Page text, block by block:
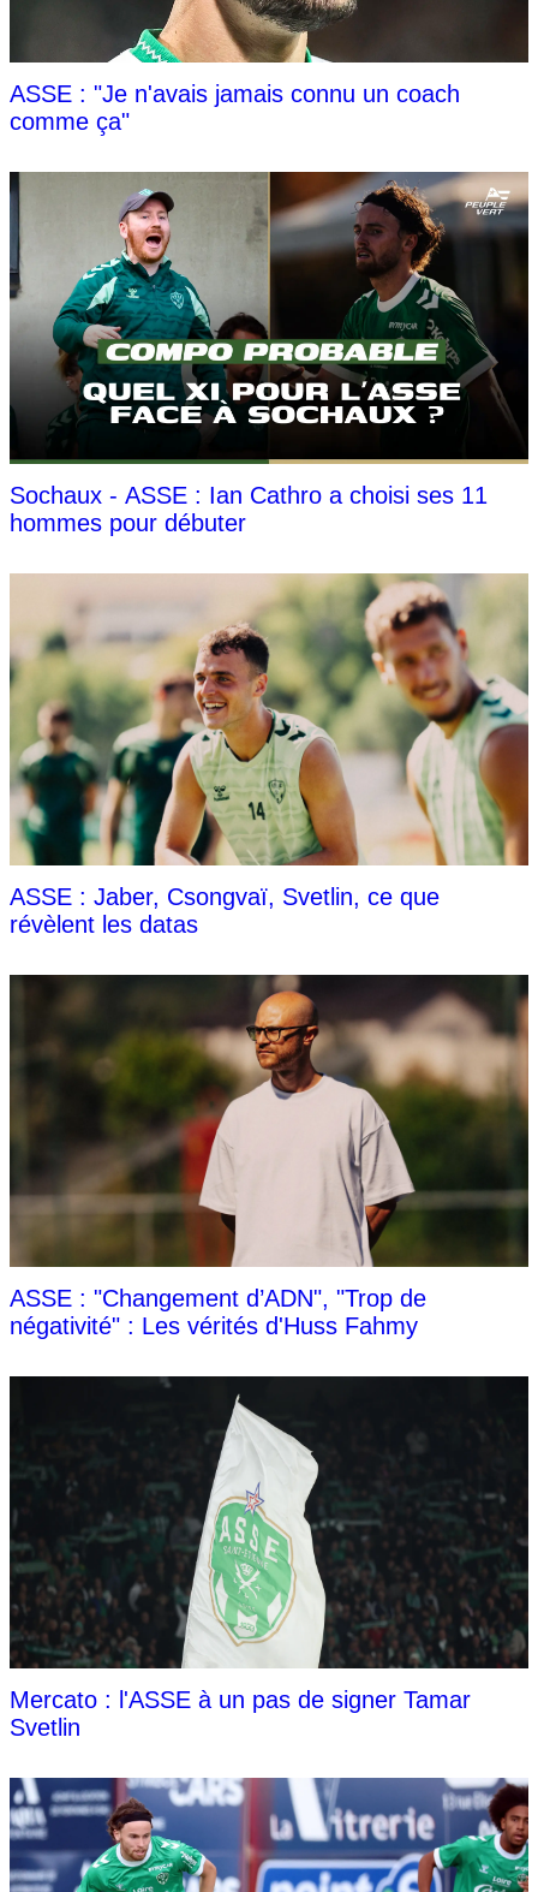
ASSE : "Je n'avais jamais connu un coach
comme ça"
Sochaux - ASSE : Ian Cathro a choisi ses 11
hommes pour débuter
ASSE : Jaber, Csongvaï, Svetlin, ce que
révèlent les datas
ASSE : "Changement d’ADN", "Trop de
négativité" : Les vérités d'Huss Fahmy
Mercato : l'ASSE à un pas de signer Tamar
Svetlin